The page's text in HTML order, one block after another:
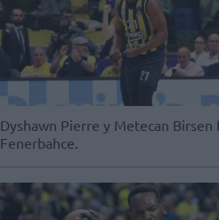
Dyshawn Pierre y Metecan
Fenerbahce.